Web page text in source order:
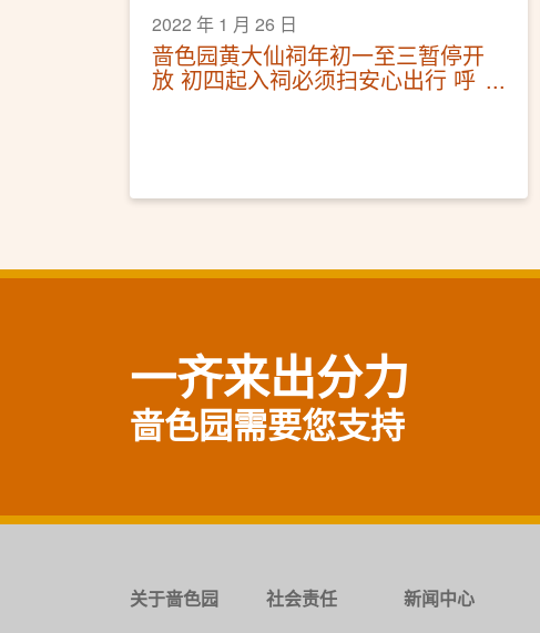
2022 年 1 月 26 日
啬色园黄大仙祠年初一至三暂停开
放 初四起入祠必须扫安心出行 呼
一齐来出分力
啬色园需要您支持
关于啬色园 社会责任 新闻中心